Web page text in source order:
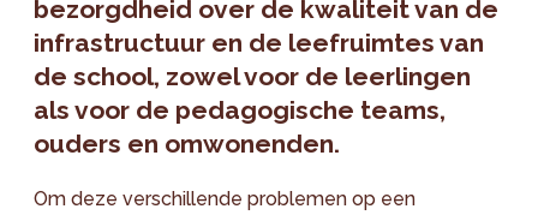
bezorgdheid over de kwaliteit van de
infrastructuur en de leefruimtes van
de school, zowel voor de leerlingen
als voor de pedagogische teams,
ouders en omwonenden.
Om deze verschillende problemen op een